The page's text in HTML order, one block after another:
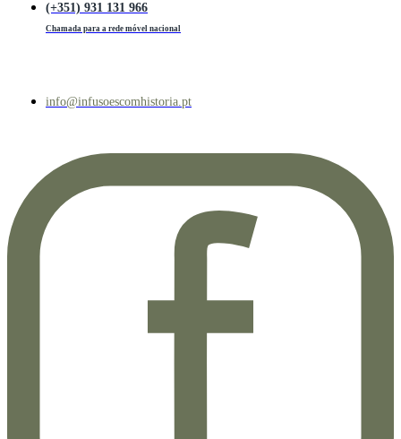
(+351) 931 131 966
Chamada para a rede móvel nacional
info@infusoescomhistoria.pt